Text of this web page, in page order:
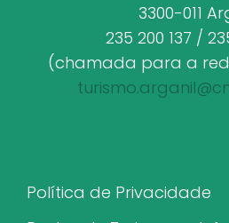
3300-011
235 200 137 /
(chamada para a
Política de Privacidade